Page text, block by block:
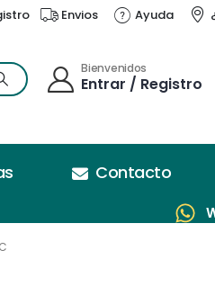
Envios Ayuda
Bienvenidos
Entrar / Registro
Contacto